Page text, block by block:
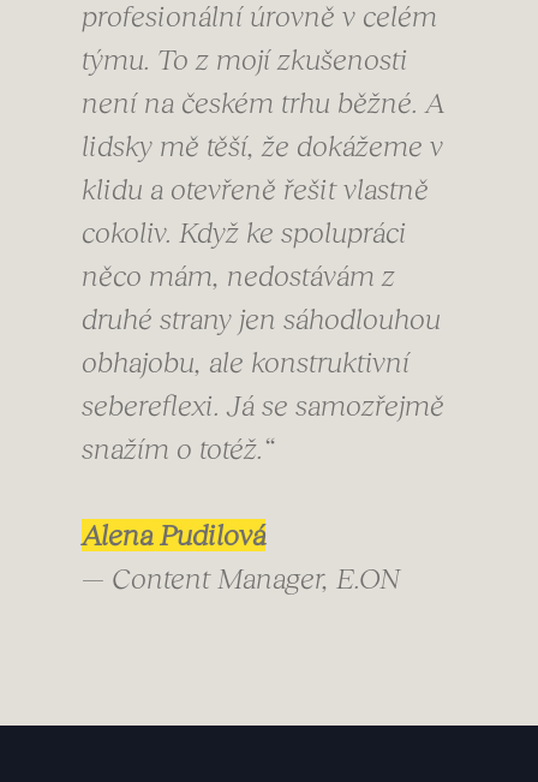
profesionální úrovně v celém
týmu. To z mojí zkušenosti
není na českém trhu běžné. A
lidsky mě těší, že dokážeme v
klidu a otevřeně řešit vlastně
cokoliv. Když ke spolupráci
něco mám, nedostávám z
druhé strany jen sáhodlouhou
obhajobu, ale konstruktivní
sebereflexi. Já se samozřejmě
snažím o totéž.“
Alena Pudilová
— Content Manager, E.ON